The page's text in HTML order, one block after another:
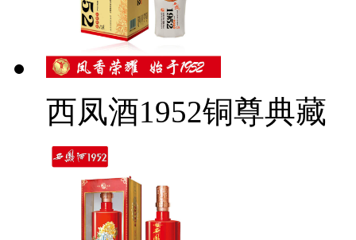
西凤酒1952铜尊典藏